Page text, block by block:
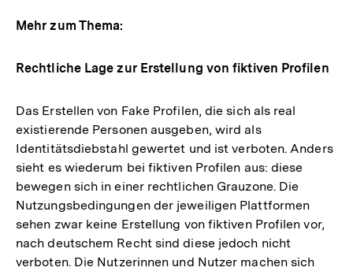
Mehr zum Thema:
Rechtliche Lage zur Erstellung von fiktiven Profilen
Das Erstellen von Fake Profilen, die sich als real
existierende Personen ausgeben, wird als
Identitätsdiebstahl gewertet und ist verboten. Anders
sieht es wiederum bei fiktiven Profilen aus: diese
bewegen sich in einer rechtlichen Grauzone. Die
Nutzungsbedingungen der jeweiligen Plattformen
sehen zwar keine Erstellung von fiktiven Profilen vor,
nach deutschem Recht sind diese jedoch nicht
verboten. Die Nutzerinnen und Nutzer machen sich